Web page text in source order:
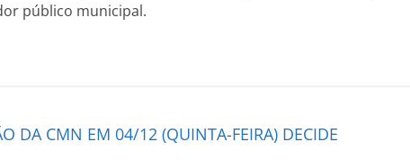
público municipal.
DA CMN EM 04/12 (QUINTA-FEIRA) DECIDE